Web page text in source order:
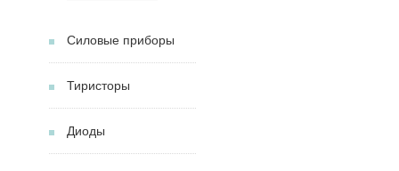
Силовые приборы
Тиристоры
Диоды